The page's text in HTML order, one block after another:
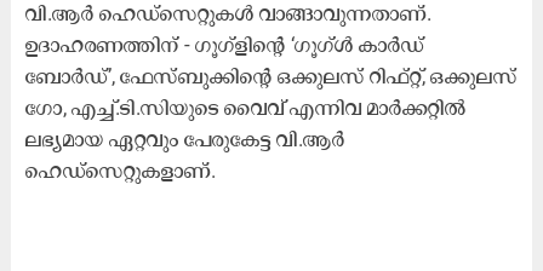
വി.ആർ ഹെഡ്സെറ്റുകൾ വാങ്ങാവുന്നതാണ്.
ഉദാഹരണത്തിന് - ഗൂഗ്ളിന്റെ ‘ഗൂഗ്ൾ കാർഡ്
ബോർഡ്’, ഫേസ്ബുക്കിന്റെ ഒക്കുലസ് റിഫ്റ്റ്, ഒക്കുലസ്
ഗോ, എച്ച്.ടി.സിയുടെ വൈവ് എന്നിവ മാർക്കറ്റിൽ
ലഭ്യമായ ഏറ്റവും പേരുകേട്ട വി.ആർ
ഹെഡ്സെറ്റുകളാണ്.